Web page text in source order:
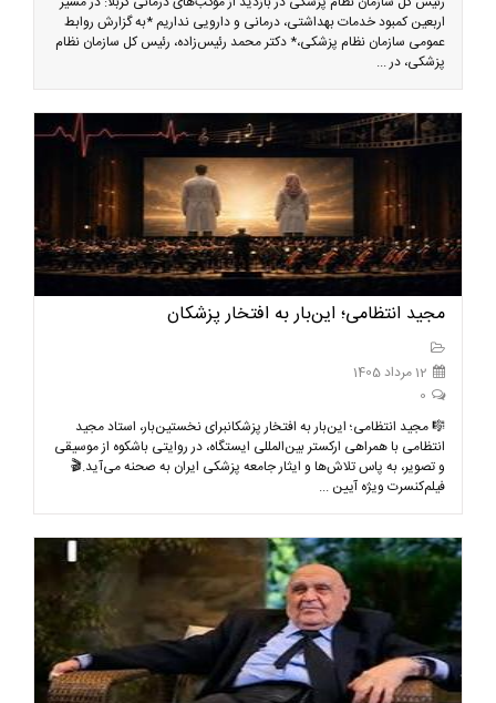
اربعین کمبود خدمات بهداشتی، درمانی و دارویی نداریم *به گزارش روابط
عمومی سازمان نظام پزشکی،* دکتر محمد رئیس‌زاده، رئیس کل سازمان نظام
پزشکی، در ...
مجید انتظامی؛ این‌بار به افتخار پزشکان
12 مرداد 1405
0
🎼 مجید انتظامی؛ این‌بار به افتخار پزشکانبرای نخستین‌بار، استاد مجید
انتظامی با همراهی ارکستر بین‌المللی ایستگاه، در روایتی باشکوه از موسیقی
و تصویر، به پاس تلاش‌ها و ایثار جامعه پزشکی ایران به صحنه می‌آید.🎬
فیلم‌کنسرت ویژه آیین ...